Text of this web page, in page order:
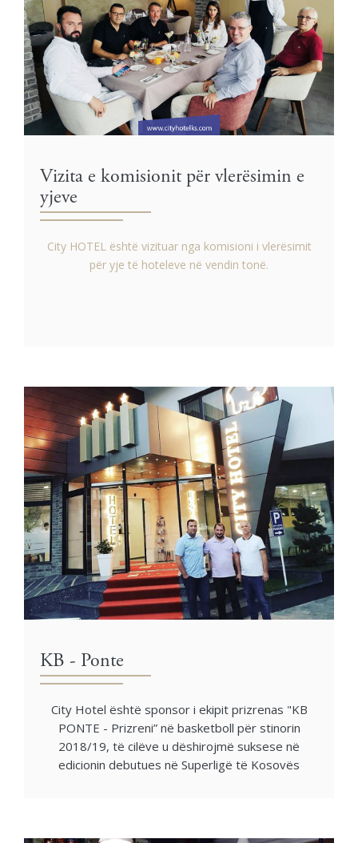
Vizita e komisionit për vlerësimin e
yjeve
City HOTEL është vizituar nga komisioni i vlerësimit
për yje të hoteleve në vendin tonë.
KB - Ponte
City Hotel është sponsor i ekipit prizrenas "KB
PONTE - Prizreni” në basketboll për stinorin
2018/19, të cilëve u dëshirojmë suksese në
edicionin debutues në Superligë të Kosovës